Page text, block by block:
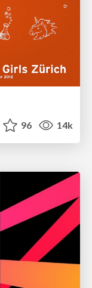
96 14k